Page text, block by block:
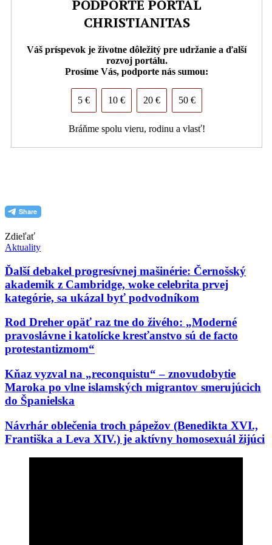
PODPORTE PORTÁL
CHRISTIANITAS
Váš príspevok je životne dôležitý pre udržanie a ďalší
rozvoj portálu.
Prosíme Vás, podporte nás sumou:
5 € 10 € 20 € 50 €
Bráňme spolu vieru, rodinu a vlasť!
Zdieľať
Aktuality
Ďalší debakel progresívnej mašinérie: Černošský
akademik z Cambridge, woke celebrita prvej
kategórie, sa ukázal byť podvodníkom
Rod Dreher opäť raz tne do živého: „Moderné
pravoslávne i katolícke kresťanstvo sú de facto
protestantizmom“
Kňaz vyzval na „reconquistu“ – znovudobytie
Maroka po vlne islamských migrantov smerujúcich
do Španielska
Návrhár oblečenia troch pápežov (Benedikta XVI.,
Františka a Leva XIV.) je aktívny homosexuál žijúci